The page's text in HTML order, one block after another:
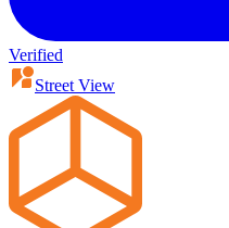
Verified
Street View